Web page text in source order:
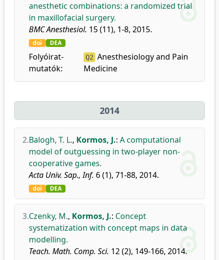
anesthetic combinations: a randomized trial
in maxillofacial surgery.
BMC Anesthesiol. 15 (11), 1-8, 2015.
doi DEA
Folyóirat-
mutatók:
Q2 Anesthesiology and Pain
Medicine
2014
2.Balogh, T. L., Kormos, J.: A computational
model of outguessing in two-player non-
cooperative games.
Acta Univ. Sap., Inf. 6 (1), 71-88, 2014.
doi DEA
3.Czenky, M., Kormos, J.: Concept
systematization with concept maps in data
modelling.
Teach. Math. Comp. Sci. 12 (2), 149-166, 2014.